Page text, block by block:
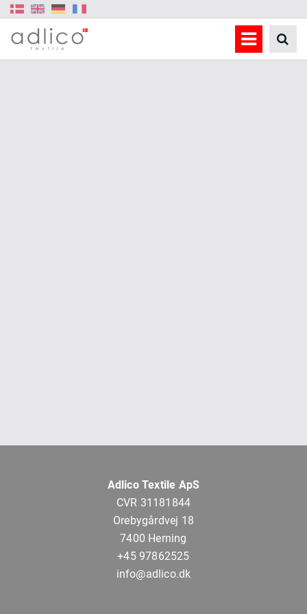
Adlico Textile ApS
CVR 31181844
Orebygårdvej 18
7400 Herning
+45 97862525
info@adlico.dk